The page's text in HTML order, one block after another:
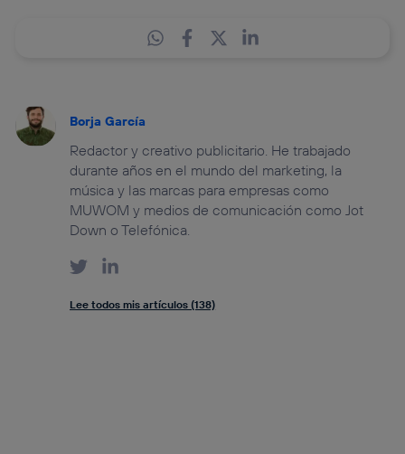
Borja García
Redactor y creativo publicitario. He trabajado
durante años en el mundo del marketing, la
música y las marcas para empresas como
MUWOM y medios de comunicación como Jot
Down o Telefónica.
Lee todos mis artículos (138)